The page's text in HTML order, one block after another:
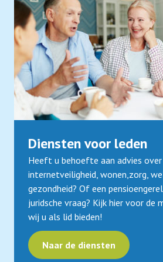
Diensten voor leden
Heeft u behoefte aan advies over
internetveiligheid, wonen,zorg,
gezondheid? Of een
juridsche vraag? Kijk hier voor de
wij u als lid bieden!
Naar de diensten